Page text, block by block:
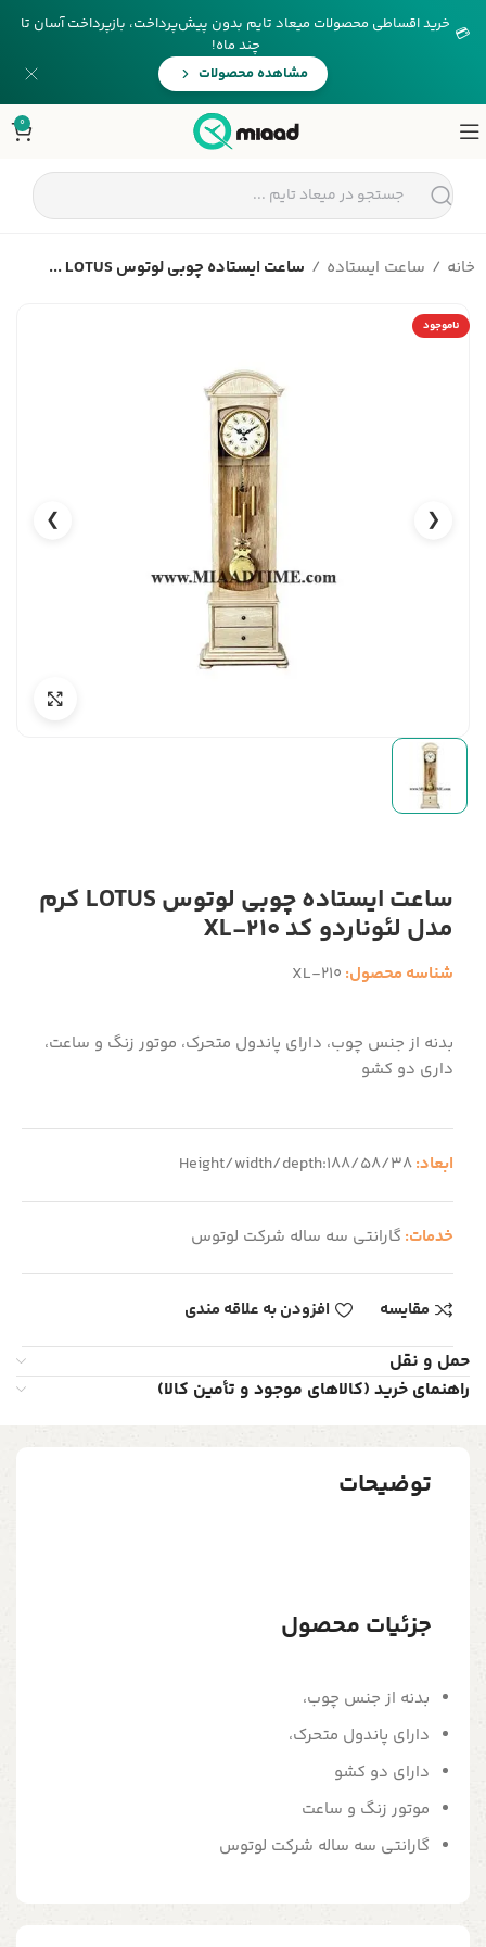
💳 خرید اقساطی محصولات میعاد تایم بدون پیش‌پرداخت، بازپرداخت آسان تا
چند ماه!
مشاهده محصولات
0
خانه ساعت ایستاده ساعت ایستاده چوبی لوتوس LOTUS ...
ناموجود
❮
❯
ساعت ایستاده چوبی لوتوس LOTUS کرم
مدل لئوناردو کد XL-210
شناسه محصول: XL-210
بدنه از جنس چوب، دارای پاندول متحرک، موتور زنگ و ساعت،
داری دو کشو
ابعاد:Height/width/depth:188/58/38
خدمات: گارانتی سه ساله شرکت لوتوس
مقایسه افزودن به علاقه مندی
حمل و نقل
راهنمای خرید (کالاهای موجود و تأمین کالا)
توضیحات
جزئیات محصول
بدنه از جنس چوب،
دارای پاندول متحرک،
دارای دو کشو
موتور زنگ و ساعت
گارانتی سه ساله شرکت لوتوس